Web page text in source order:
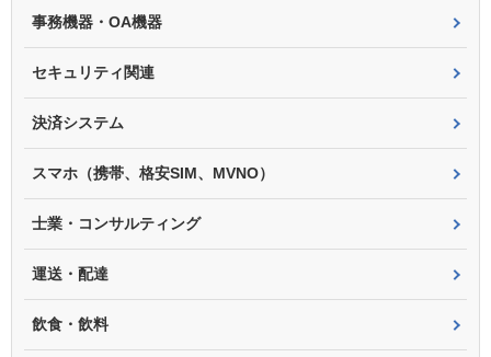
事務機器・OA機器
セキュリティ関連
決済システム
スマホ（携帯、格安SIM、MVNO）
士業・コンサルティング
運送・配達
飲食・飲料